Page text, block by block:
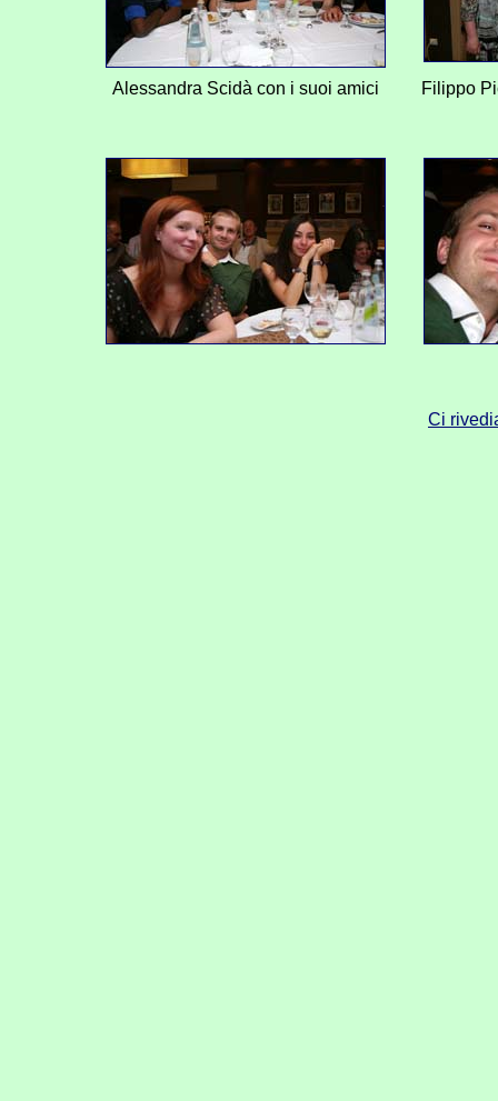
Alessandra Scidà con i suoi amici Filippo
Ci